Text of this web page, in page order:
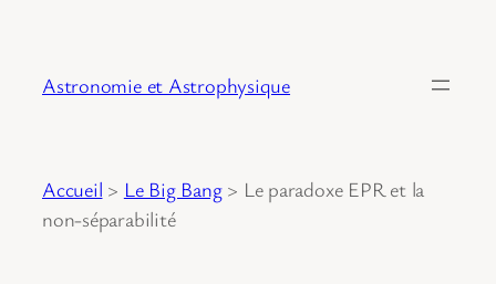
Astronomie et Astrophysique
Accueil > Le Big Bang> Le paradoxe EPR et la
non-séparabilité